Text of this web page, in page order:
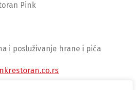
Pink
i posluživanje hrane i pića